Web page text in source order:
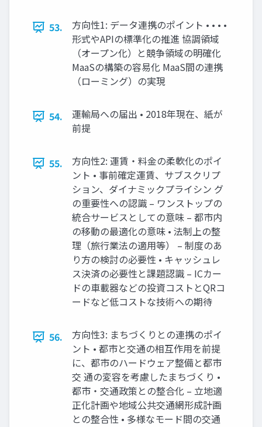
53.
方向性1: データ連携のポイント • • • •
形式やAPIの標準化の推進 協調領域
（オープン化）と競争領域の明確化
MaaSの構築の容易化 MaaS間の連携
（ローミング）の実現
54.
運輸局への届出 • 2018年現在、紙が
前提
55.
方向性2: 運賃・料金の柔軟化のポイ
ント • 事前確定運賃、サブスクリプ
ション、ダイナミックプライシン グ
の重要性への認識 – ワンストップの
統合サービスとしての意味 – 都市内
の移動の最適化の意味 • 法制上の整
理（旅行業法の適用等） – 制度のあ
り方の検討の必要性 • キャッシュレ
ス決済の必要性と課題認識 – ICカー
ドの車載器などの投資コストとQRコ
ードなど低コストな技術への期待
56.
方向性3: まちづくりとの連携のポイ
ント • 都市と交通の相互作用を前提
に、都市のハードウェア整備と都市
交 通の変容を考慮したまちづくり •
都市・交通政策との整合化 – 立地適
正化計画や地域公共交通網形成計画
との整合性 • 多様なモード間の交通